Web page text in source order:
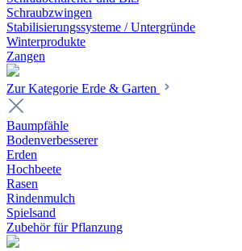
Schraubzwingen
Stabilisierungssysteme / Untergründe
Winterprodukte
Zangen
Zur Kategorie Erde & Garten
Baumpfähle
Bodenverbesserer
Erden
Hochbeete
Rasen
Rindenmulch
Spielsand
Zubehör für Pflanzung